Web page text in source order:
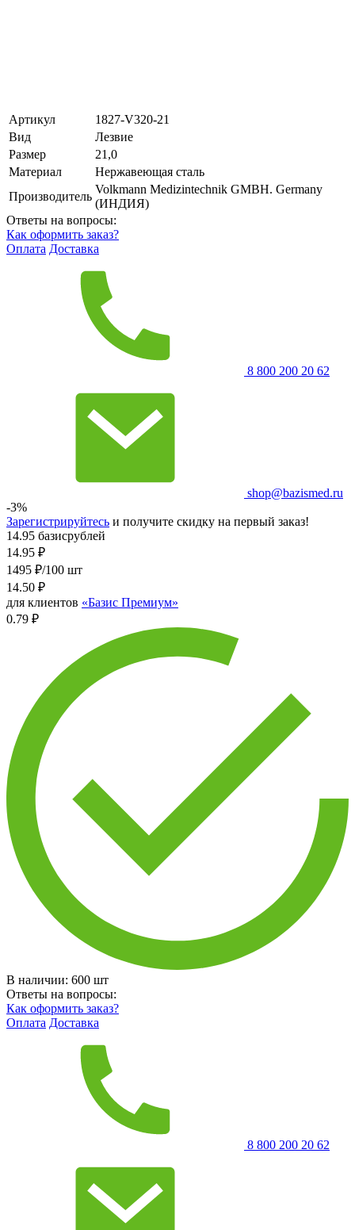
Артикул
1827-V320-21
Вид
Лезвие
Размер
21,0
Материал
Нержавеющая сталь
Производитель
Volkmann Medizintechnik GMBH. Germany
(ИНДИЯ)
Ответы на вопросы:
Как оформить заказ?
Оплата Доставка
8 800 200 20 62
shop@bazismed.ru
-3%
Зарегистрируйтесь и получите скидку на первый заказ!
14.95 базисрублей
14.95 ₽
1495 ₽/100 шт
14.50 ₽
для клиентов «Базис Премиум»
0.79 ₽
В наличии: 600 шт
Ответы на вопросы:
Как оформить заказ?
Оплата Доставка
8 800 200 20 62